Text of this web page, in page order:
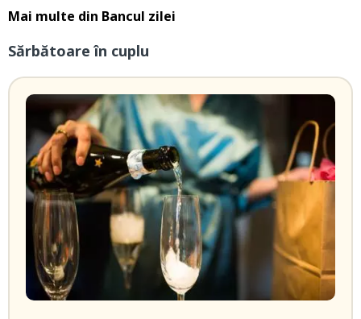
Mai multe din Bancul zilei
Sărbătoare în cuplu